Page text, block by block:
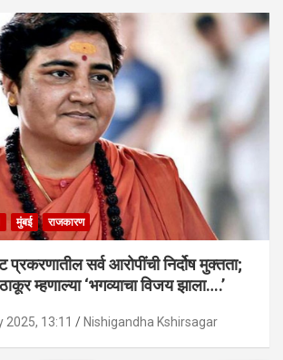
मुंबई राजकारण
प्रकरणातील सर्व आरोपींची निर्दोष मुक्तता;
म्हणाल्या ‘भगव्याचा विजय झाला….’
2025, 13:11 Nishigandha Kshirsagar